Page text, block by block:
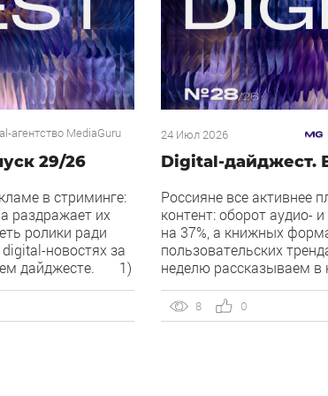
агентство MediaGuru
29/26
в стриминге:
раздражает их
ролики ради
новостях за
дайджесте. 1)
встроенный
без доплат и
24 Июл 2026
Digital-дайджест.
Россияне все активнее
контент: оборот аудио-
на 37%, а книжных
пользовательских
неделю рассказываем
Рекламной сети
Яндекса запускает
8 0